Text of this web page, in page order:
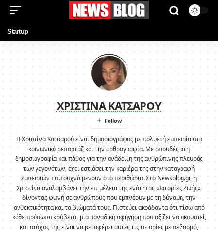
Startup
ΧΡΙΣΤΙΝΑ ΚΑΤΣΑΡΟΥ
Η Χριστίνα Κατσαρού είναι δημοσιογράφος με πολυετή εμπειρία στο
κοινωνικό ρεπορτάζ και την αρθρογραφία. Με σπουδές στη
δημοσιογραφία και πάθος για την ανάδειξη της ανθρώπινης πλευράς
των γεγονότων, έχει εστιάσει την καριέρα της στην καταγραφή
εμπειριών που συχνά μένουν στο περιθώριο. Στο Newsblog.gr, η
Χριστίνα αναλαμβάνει την επιμέλεια της ενότητας «Ιστορίες Ζωής»,
δίνοντας φωνή σε ανθρώπους που εμπνέουν με τη δύναμη, την
ανθεκτικότητα και τα βιώματά τους. Πιστεύει ακράδαντα ότι πίσω από
κάθε πρόσωπο κρύβεται μια μοναδική αφήγηση που αξίζει να ακουστεί,
και στόχος της είναι να μεταφέρει αυτές τις ιστορίες με σεβασμό,